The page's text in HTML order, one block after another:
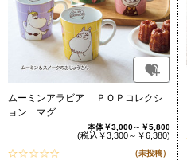
ムーミンアラビア ＰＯＰコレクシ
ョン マグ
本体￥3,000～￥5,800
(税込￥3,300～￥6,380)
（未投稿）